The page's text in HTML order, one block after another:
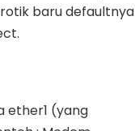
baru defaultnya
ether1 (yang